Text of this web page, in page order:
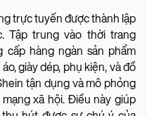
trực tuyến được thành lập
Tập trung vào thời trang
cấp hàng ngàn sản phẩm
giày dép, phụ kiện, và đồ
tận dụng và mô phỏng
xã hội. Điều này giúp